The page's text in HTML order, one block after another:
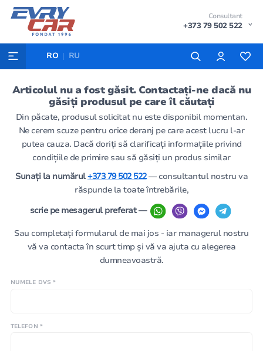
Consultant
+373 79 502 522
RO RU
Articolul nu a fost găsit. Contactați-ne dacă nu
găsiți produsul pe care îl căutați
Din păcate, produsul solicitat nu este disponibil momentan.
Ne cerem scuze pentru orice deranj pe care acest lucru l-ar
putea cauza. Dacă doriți să clarificați informațiile privind
condițiile de primire sau să găsiți un produs similar
Sunați la numărul+373 79 502 522— consultantul nostru va
răspunde la toate întrebările,
scrie pe mesagerul preferat —
Sau completați formularul de mai jos - iar managerul nostru
vă va contacta în scurt timp și vă va ajuta cu alegerea
dumneavoastră.
NUMELE DVS *
TELEFON *